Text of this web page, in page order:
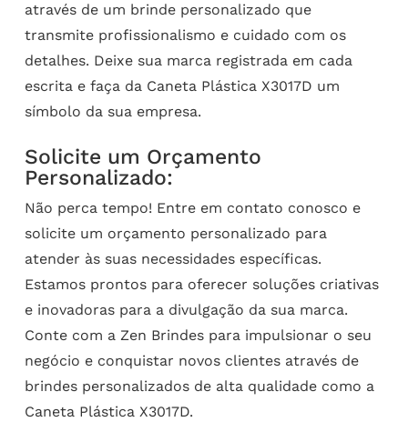
através de um brinde personalizado que
transmite profissionalismo e cuidado com os
detalhes. Deixe sua marca registrada em cada
escrita e faça da Caneta Plástica X3017D um
símbolo da sua empresa.
Solicite um Orçamento
Personalizado:
Não perca tempo! Entre em contato conosco e
solicite um orçamento personalizado para
atender às suas necessidades específicas.
Estamos prontos para oferecer soluções criativas
e inovadoras para a divulgação da sua marca.
Conte com a Zen Brindes para impulsionar o seu
negócio e conquistar novos clientes através de
brindes personalizados de alta qualidade como a
Caneta Plástica X3017D.